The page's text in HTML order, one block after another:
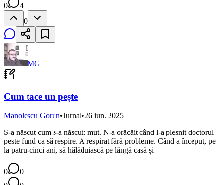
0
4
0
MG
Cum tace un pește
Manolescu Gorun•Jurnal•26 iun. 2025
S-a născut cum s-a născut: mut. N-a orăcăit când l-a plesnit doctorul
peste fund ca să respire. A respirat fără probleme. Când a început, pe
la patru-cinci ani, să hălăduiască pe lângă casă și
0
0